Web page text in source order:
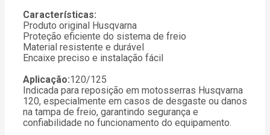
Características:
Produto original Husqvarna
Proteção eficiente do sistema de freio
Material resistente e durável
Encaixe preciso e instalação fácil
Aplicação:120/125
Indicada para reposição em motosserras Husqvarna
120, especialmente em casos de desgaste ou danos
na tampa de freio, garantindo segurança e
confiabilidade no funcionamento do equipamento.